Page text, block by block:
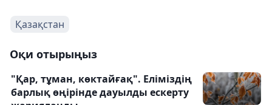
Қазақстан
Оқи отырыңыз
"Қар, тұман, көктайғақ". Еліміздің
барлық өңірінде дауылды ескерту